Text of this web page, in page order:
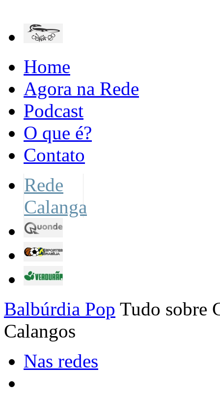
Home
Agora na Rede
Podcast
O que é?
Contato
Rede
Calanga
Balbúrdia Pop Tudo sobre
Calangos
Nas redes